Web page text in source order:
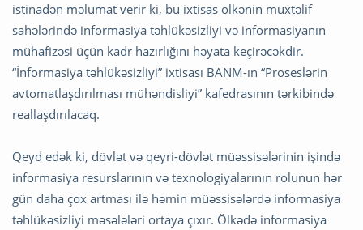
istinadən məlumat verir ki, bu ixtisas ölkənin müxtəlif
sahələrində informasiya təhlükəsizliyi və informasiyanın
mühafizəsi üçün kadr hazırlığını həyata keçirəcəkdir.
“İnformasiya təhlükəsizliyi” ixtisası BANM-ın “Proseslərin
avtomatlaşdırılması mühəndisliyi” kafedrasının tərkibində
reallaşdırılacaq.
Qeyd edək ki, dövlət və qeyri-dövlət müəssisələrinin işində
informasiya resurslarının və texnologiyalarının rolunun hər
gün daha çox artması ilə həmin müəssisələrdə informasiya
təhlükəsizliyi məsələləri ortaya çıxır. Ölkədə informasiya